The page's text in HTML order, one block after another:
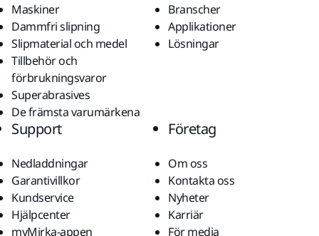
Maskiner
Dammfri slipning
Slipmaterial och medel
Tillbehör och
förbrukningsvaror
Superabrasives
De främsta varumärkena
Branscher
Applikationer
Lösningar
Support
Nedladdningar
Garantivillkor
Kundservice
Hjälpcenter
myMirka-appen
Företag
Om oss
Kontakta oss
Nyheter
Karriär
För media